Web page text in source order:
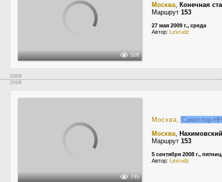
508
Москва, Конечная
Маршрут 153
27 мая 2009 г., среда
Автор: Lexrudz
2009
2008
745
Москва, Самотлор-
Москва,
Маршрут 153
5 сентября 2008 г.,
Автор: Lexrudz